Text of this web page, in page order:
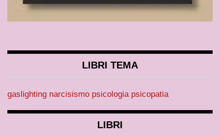
LIBRI TEMA
gaslighting narcisismo psicologia psicopatia
LIBRI